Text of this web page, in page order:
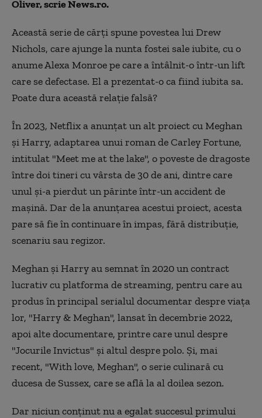
Oliver, scrie News.ro.
Această serie de cărţi spune povestea lui Drew
Nichols, care ajunge la nunta fostei sale iubite, cu o
anume Alexa Monroe pe care a întâlnit-o într-un lift
care se defectase. El a prezentat-o ca fiind iubita sa.
Poate dura această relaţie falsă?
În 2023, Netflix a anunţat un alt proiect cu Meghan
şi Harry, adaptarea unui roman de Carley Fortune,
intitulat "Meet me at the lake", o poveste de dragoste
între doi tineri cu vârsta de 30 de ani, dintre care
unul şi-a pierdut un părinte într-un accident de
maşină. Dar de la anunţarea acestui proiect, acesta
pare să fie în continuare în impas, fără distribuţie,
scenariu sau regizor.
Meghan şi Harry au semnat în 2020 un contract
lucrativ cu platforma de streaming, pentru care au
produs în principal serialul documentar despre viaţa
lor, "Harry & Meghan", lansat în decembrie 2022,
apoi alte documentare, printre care unul despre
"Jocurile Invictus" şi altul despre polo. Şi, mai
recent, "With love, Meghan", o serie culinară cu
ducesa de Sussex, care se află la al doilea sezon.
Dar niciun conţinut nu a egalat succesul primului